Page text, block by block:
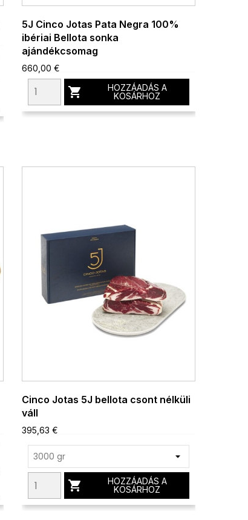
5J Cinco Jotas Pata Negra 100%
ibériai Bellota sonka
ajándékcsomag
660,00 €

HOZZÁADÁS A
KOSÁRHOZ
Cinco Jotas 5J bellota csont nélküli
váll
395,63 €

HOZZÁADÁS A
KOSÁRHOZ